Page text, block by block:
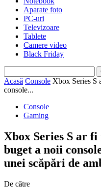
Aparate foto
PC-uri
Televizoare
Tablete
Camere video
Black Friday
Acasă Console Xbox Series S
console...
Console
Gaming
Xbox Series S ar
buget a noii
unei scăpări de
De către